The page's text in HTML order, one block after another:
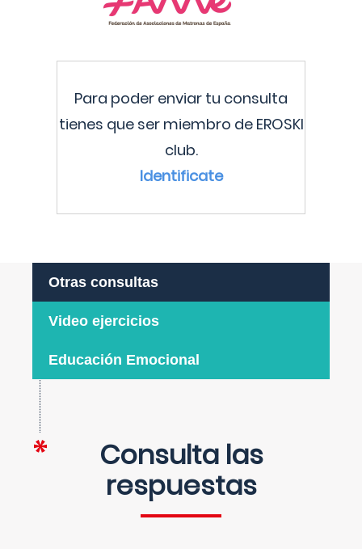
Para poder enviar tu consulta
tienes que ser miembro de EROSKI
club.
Identificate
Otras consultas
Video ejercicios
Educación Emocional
Consulta las
respuestas